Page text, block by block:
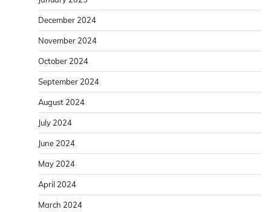
December 2024
November 2024
October 2024
September 2024
August 2024
July 2024
June 2024
May 2024
April 2024
March 2024